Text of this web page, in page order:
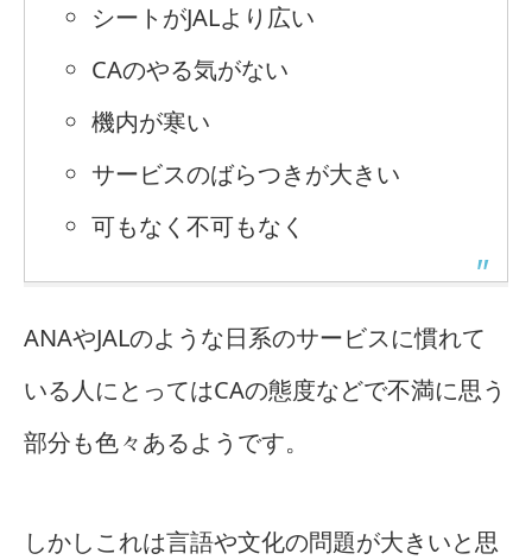
シートがJALより広い
CAのやる気がない
機内が寒い
サービスのばらつきが大きい
可もなく不可もなく
ANAやJALのような日系のサービスに慣れて
いる人にとってはCAの態度などで不満に思う
部分も色々あるようです。
しかしこれは言語や文化の問題が大きいと思